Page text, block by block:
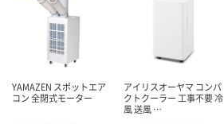
YAMAZEN スポットエア
コン 全閉式モーター
アイリスオーヤマ コンパ
クトクーラー 工事不要 冷
風 送風 …